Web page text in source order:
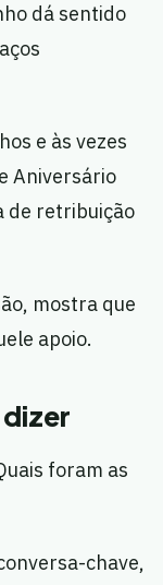
dá sentido
e às vezes
Aniversário
de retribuição
mostra que
apoio.
foram as
chave,